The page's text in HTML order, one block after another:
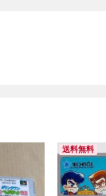
送料無料